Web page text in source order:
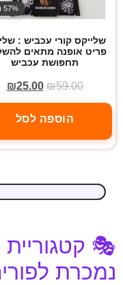
57% הנחה
שלייקס קורי עכביש :
פריט אופנה מתאים
תחפושת עכביש
₪59.00
₪25.00
הוספה לסל
🎭
נמכרת לפורים